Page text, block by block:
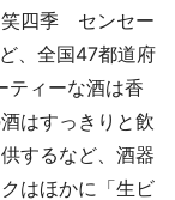
笑四季 センセー
、全国47都道府
ティーな酒は香
はすっきりと飲
するなど、酒器
はほかに「生ビ